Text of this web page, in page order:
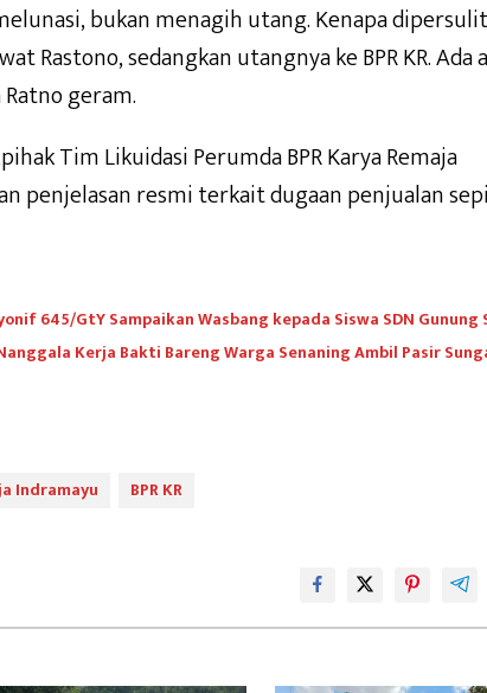
bukan menagih utang. Kenapa
Rastono, sedangkan utangnya ke BPR KR. Ada
geram.
Tim Likuidasi Perumda BPR Karya Remaja
penjelasan resmi terkait dugaan penjualan
645/GtY Sampaikan Wasbang kepada Siswa SDN Gunung
Kerja Bakti Bareng Warga Senaning Ambil Pasir
Indramayu BPR KR